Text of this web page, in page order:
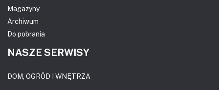
Magazyny
Archiwum
Do pobrania
NASZE SERWISY
DOM, OGRÓD I WNĘTRZA